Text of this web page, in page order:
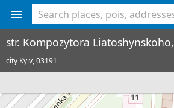
str. Kompozytora
city Kyiv,03191
<% console.log(hcard) %>